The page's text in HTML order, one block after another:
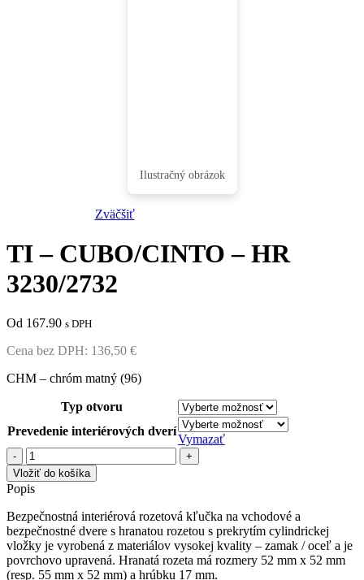
Zväčšiť
TI – CUBO/CINTO – HR
3230/2732
Od 167.90 s DPH
Cena bez DPH: 136,50 €
CHM – chróm matný (96)
Typ otvoru
Prevedenie interiérových dverí
Vymazať
množstvo
TI
-
-
HR
3230/2732
Vložiť do košíka
Popis
Bezpečnostná interiérová rozetová kľučka na vchodové a
bezpečnostné dvere s hranatou rozetou s prekrytím cylindrickej
vložky je vyrobená z materiálov vysokej kvality – zamak / oceľ a je
povrchovo upravená. Hranatá rozeta má rozmery 52 mm x 52 mm
(resp. 55 mm x 52 mm) a hrúbku 17 mm.